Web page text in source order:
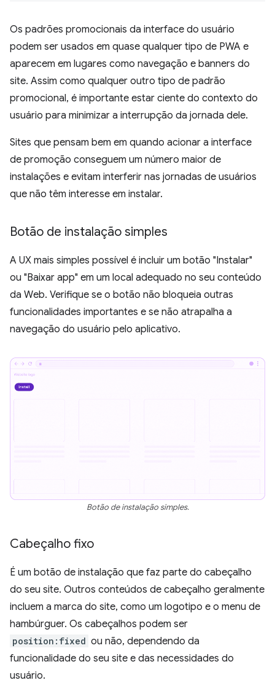
Os padrões promocionais da interface do usuário
podem ser usados em quase qualquer tipo de PWA e
aparecem em lugares como navegação e banners do
site. Assim como qualquer outro tipo de padrão
promocional, é importante estar ciente do contexto do
usuário para minimizar a interrupção da jornada dele.
Sites que pensam bem em quando acionar a interface
de promoção conseguem um número maior de
instalações e evitam interferir nas jornadas de usuários
que não têm interesse em instalar.
Botão de instalação simples
A UX mais simples possível é incluir um botão "Instalar"
ou "Baixar app" em um local adequado no seu conteúdo
da Web. Verifique se o botão não bloqueia outras
funcionalidades importantes e se não atrapalha a
navegação do usuário pelo aplicativo.
Botão de instalação simples.
Cabeçalho fixo
É um botão de instalação que faz parte do cabeçalho
do seu site. Outros conteúdos de cabeçalho geralmente
incluem a marca do site, como um logotipo e o menu de
hambúrguer. Os cabeçalhos podem ser
position:fixed ou não, dependendo da
funcionalidade do seu site e das necessidades do
usuário.